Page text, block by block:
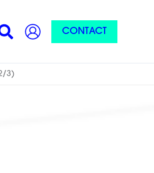
CONTACT
3)